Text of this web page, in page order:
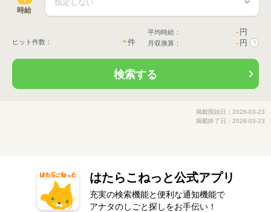
時給
ヒット件数： -件
平均時給： - 円
月収換算： - 円 ?
検索する
掲載開始日：2026-03-23
掲載終了日：2028-03-23
はたらこねっと公式アプリ
充実の検索機能と便利な通知機能で
アナタのしごと探しをお手伝い！